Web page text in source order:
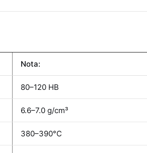
Nota:
80–120 HB
6.6–7.0 g/cm³
380–390°C